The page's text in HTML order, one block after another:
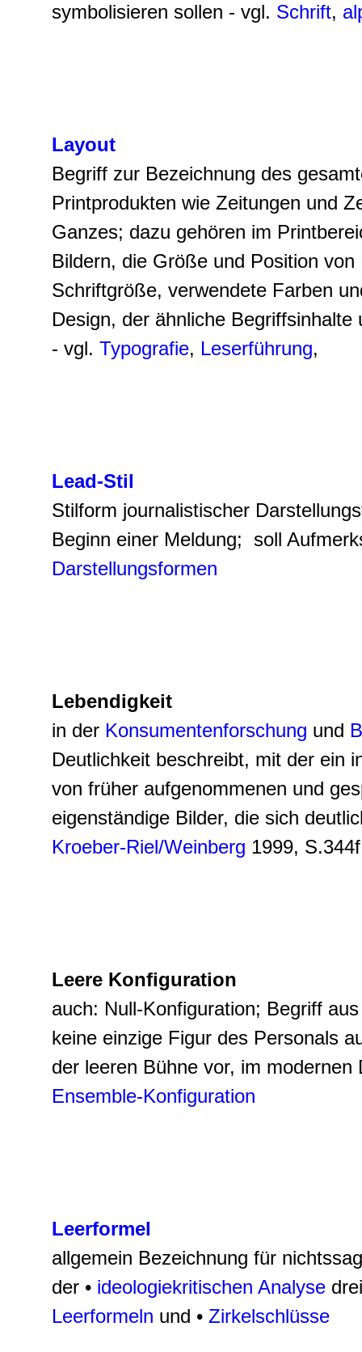
symbolisieren sollen - vgl. Schrift,
Layout
Begriff zur Bezeichnung des
Printprodukten wie Zeitungen und
Ganzes; dazu gehören im
Bildern, die Größe und Position
Schriftgröße, verwendete Farben
Design, der ähnliche
- vgl. Typografie, Leserführung,
Lead-Stil
Stilform journalistischer
Beginn einer Meldung; soll
Darstellungsformen
Lebendigkeit
in der Konsumentenforschung und
Deutlichkeit beschreibt, mit der ein
von früher aufgenommenen und
eigenständige Bilder, die sich
Kroeber-Riel/Weinberg 1999,
Leere Konfiguration
auch: Null-Konfiguration; Begriff
keine einzige Figur des Personals
der leeren Bühne vor, im
Ensemble-Konfiguration
Leerformel
allgemein Bezeichnung für
der • ideologiekritischen Analyse
Leerformeln und • Zirkelschlüsse